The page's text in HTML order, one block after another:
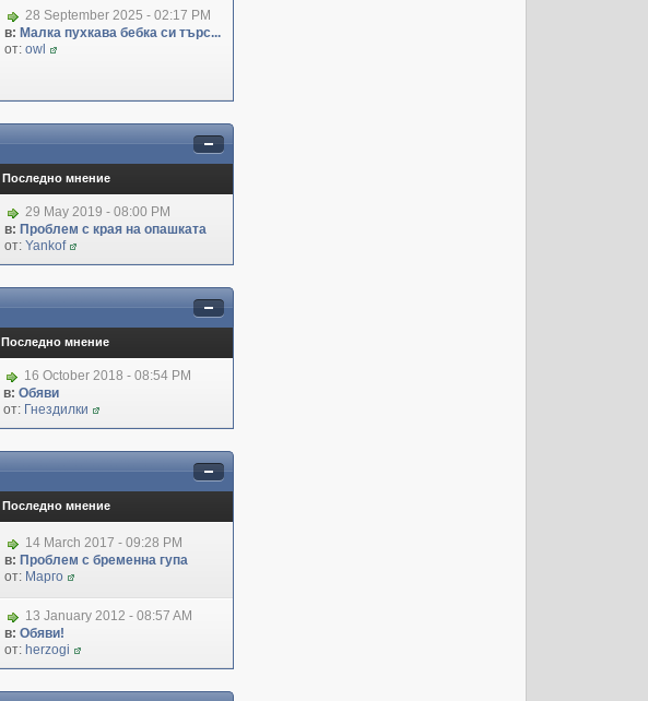
28 September 2025 - 02:17 PM
в: Малка пухкава бебка си търс...
от: owl
Последно мнение
29 May 2019 - 08:00 PM
в: Проблем с края на опашката
от: Yankof
Последно мнение
16 October 2018 - 08:54 PM
в: Обяви
от: Гнездилки
Последно мнение
14 March 2017 - 09:28 PM
в: Проблем с бременна гупа
от: Марго
13 January 2012 - 08:57 AM
в: Обяви!
от: herzogi